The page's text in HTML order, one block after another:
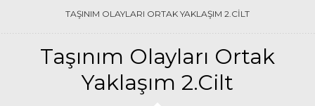
TAŞINIM OLAYLARI ORTAK YAKLAŞIM 2.CILT
Taşınım Olayları Ortak
Yaklaşım 2.Cilt